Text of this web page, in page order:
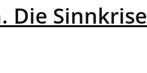
Die Sinnkrise